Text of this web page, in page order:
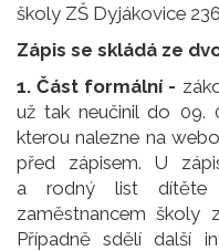
školy ZŠ Dyjákovice
Zápis se skládá ze
1. Část formální -
už tak neučinil do 09.
kterou nalezne na
před zápisem. U
a rodný list dítěte
zaměstnancem školy
Případně sdělí další